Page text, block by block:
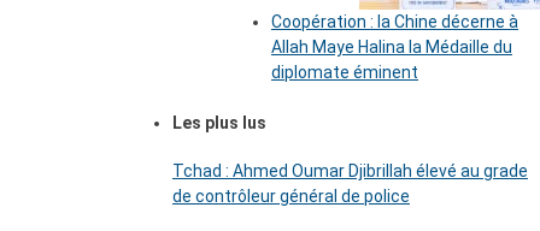
Coopération : la Chine décerne à
Allah Maye Halina la Médaille du
diplomate éminent
Les plus lus
Tchad : Ahmed Oumar Djibrillah élevé au grade
de contrôleur général de police